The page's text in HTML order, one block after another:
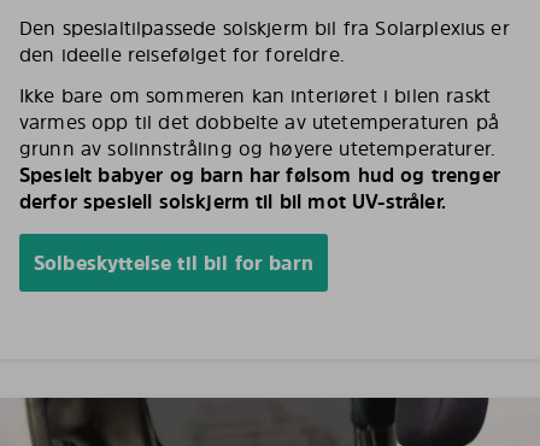
Den spesialtilpassede solskjerm bil fra Solarplexius er
den ideelle reisefølget for foreldre.
Ikke bare om sommeren kan interiøret i bilen raskt
varmes opp til det dobbelte av utetemperaturen på
grunn av solinnstråling og høyere utetemperaturer.
Spesielt babyer og barn har følsom hud og trenger
derfor spesiell solskjerm til bil mot UV-stråler.
Solbeskyttelse til bil for barn